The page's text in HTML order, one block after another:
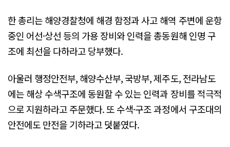
한 총리는 해양경찰청에 해경 함정과 사고 해역 주변에 운항
중인 어선·상선 등의 가용 장비와 인력을 총동원해 인명 구
조에 최선을 다하라고 당부했다.
아울러 행정안전부, 해양수산부, 국방부, 제주도, 전라남도
에는 해상 수색구조에 동원할 수 있는 인력과 장비를 적극적
으로 지원하라고 주문했다. 또 수색·구조 과정에서 구조대의
안전에도 만전을 기하라고 덧붙였다.